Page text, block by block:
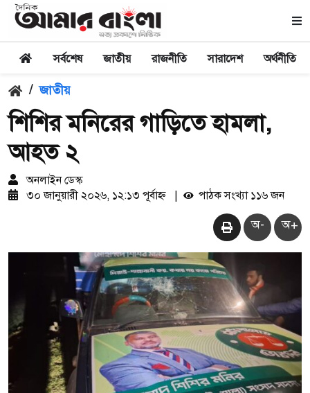
সর্বশেষ জাতীয় রাজনীতি সারাদেশ অর্থনীতি
/ জাতীয়
শিশির মনিরের গাড়িতে হামলা,
আহত ২
অনলাইন ডেস্ক
৩০ জানুয়ারী ২০২৬, ১২:১৩ পূর্বাহ্ন
পাঠক সংখ্যা ১১৬ জন
অ- অ+